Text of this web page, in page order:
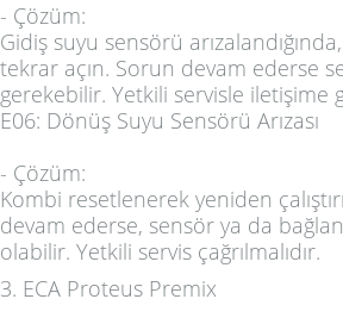
- Çözüm:
Gidiş suyu sensörü
tekrar açın. Sorun devam ederse
gerekebilir. Yetkili servisle iletişime
E06: Dönüş Suyu Sensörü Arızası
- Çözüm:
Kombi resetlenerek yeniden
devam ederse, sensör ya da
olabilir. Yetkili servis çağrılmalıdır.
3. ECA Proteus Premix